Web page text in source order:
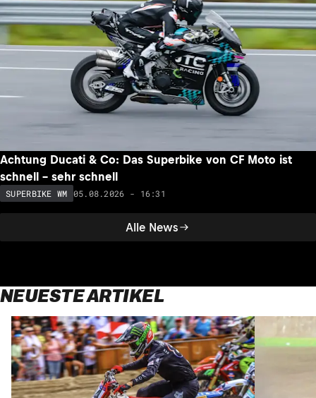
Alle News
Achtung Ducati & Co: Das Superbike von CF Moto ist
schnell – sehr schnell
SUPERBIKE WM 05.08.2026 - 16:31
NEUESTE ARTIKEL